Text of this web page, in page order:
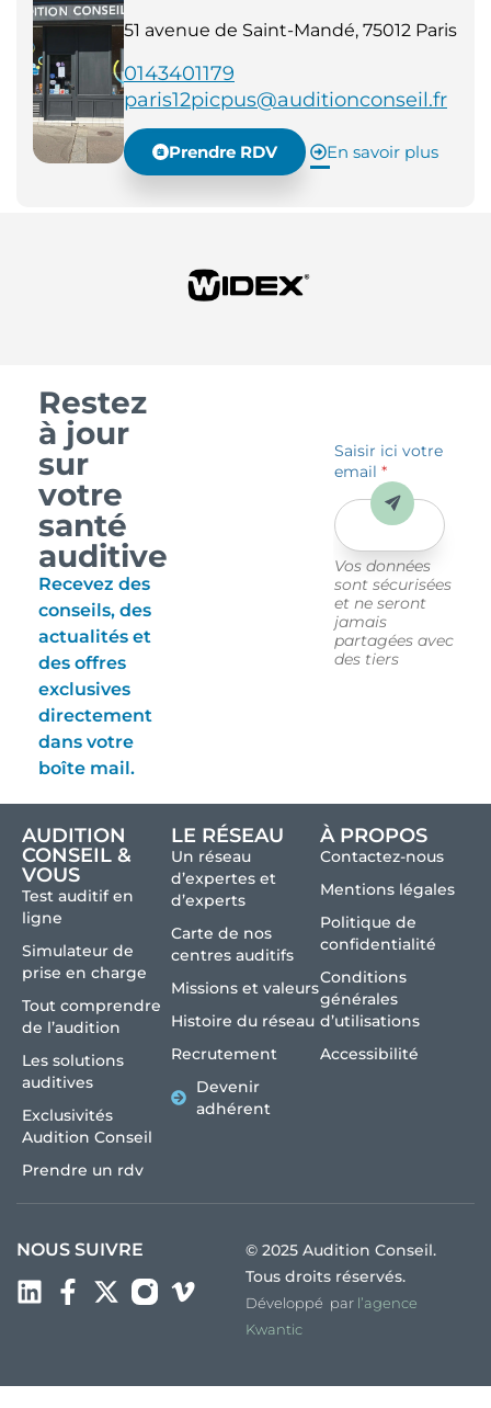
51 avenue de Saint-Mandé, 75012 Paris
0143401179
paris12picpus@auditionconseil.fr
Prendre RDV En savoir plus
Restez
à jour
sur
votre
santé
auditive
Recevez des
conseils, des
actualités et
des offres
exclusives
directement
dans votre
boîte mail.
Saisir ici votre
email*
Vos données
sont sécurisées
et ne seront
jamais
partagées avec
des tiers
Envoyer
AUDITION
CONSEIL &
VOUS
Test auditif en
ligne
Simulateur de
prise en charge
Tout comprendre
de l’audition
Les solutions
auditives
Exclusivités
Audition Conseil
Prendre un rdv
LE RÉSEAU
Un réseau
d’expertes et
d’experts
Carte de nos
centres auditifs
Missions et valeurs
Histoire du réseau
Recrutement
Devenir
adhérent
À PROPOS
Contactez-nous
Mentions légales
Politique de
confidentialité
Conditions
générales
d’utilisations
Accessibilité
NOUS SUIVRE
© 2025 Audition Conseil.
Tous droits réservés.
Développé par l’agence
Kwantic